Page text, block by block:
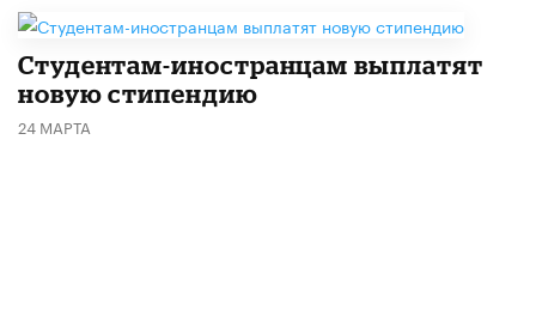
Студентам-иностранцам выплатят
новую стипендию
24 МАРТА